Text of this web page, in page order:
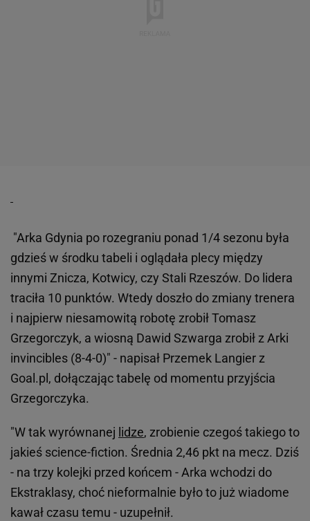
"Arka Gdynia po rozegraniu ponad 1/4 sezonu była
gdzieś w środku tabeli i oglądała plecy między
innymi Znicza, Kotwicy, czy Stali Rzeszów. Do lidera
traciła 10 punktów. Wtedy doszło do zmiany trenera
i najpierw niesamowitą robotę zrobił Tomasz
Grzegorczyk, a wiosną Dawid Szwarga zrobił z Arki
invincibles (8-4-0)" - napisał Przemek Langier z
Goal.pl, dołączając tabelę od momentu przyjścia
Grzegorczyka.
"W tak wyrównanej lidze, zrobienie czegoś takiego to
jakieś science-fiction. Średnia 2,46 pkt na mecz. Dziś
- na trzy kolejki przed końcem - Arka wchodzi do
Ekstraklasy, choć nieformalnie było to już wiadome
kawał czasu temu - uzupełnił.